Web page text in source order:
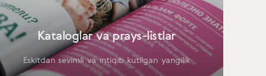
Kataloglar va prays-listlar
Eskitdan sevimli va intiqib kutilgan yangilik